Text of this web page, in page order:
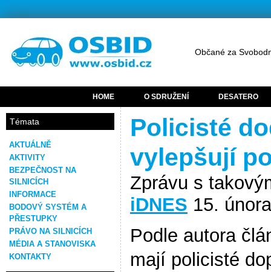
Občané za
HOME O SDRUŽENÍ DESATERO
Témata
AKTUÁLNĚ
AKTIVITY
BEZPEČNOST NA
SILNICÍCH
INFORMACE
BODOVÝ SYSTÉM A
PŘESTUPKY
PRÁVO NA SILNICÍCH
MÉDIA A STANOVISKA
KONTAKTY
Policisté
vylepšují
Zprávu s
iDNES 15.
Podle autora
mají policisté